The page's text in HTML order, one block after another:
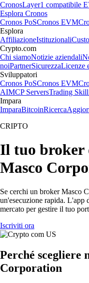
CronosLayer1 compatibile
Esplora Cronos
Cronos PoSCronos EVM
Esplora
AffiliazioneIstituzionali
Crypto.com
Chi siamoNotizie aziendali
noiPartnerSicurezzaLicenze
Sviluppatori
Cronos PoSCronos EVM
AIMCP ServersTrading
Impara
ImparaBitcoinRicerca
CRIPTO
Il tuo broker
Masco
Se cerchi un broker Masco
un'esecuzione rapida. L'app
mercato per gestire il tuo
Iscriviti ora
Perché scegliere
Corporation